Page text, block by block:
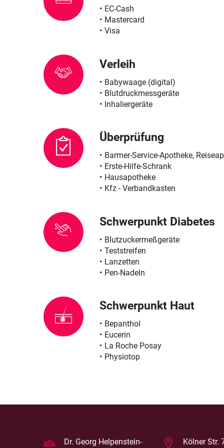
Schwerpunkt Baby und Familie
Schwerpunkt Ernährung
Blutuntersuchungen
Sprachen
Krankenpflege
Rheumatologische Erkrankungen
Blut, Krebs und Infektionen
Psychische Erkrankungen
Neurologie
Frauenkrankheiten
Männerkrankheiten
EC-Cash
Mastercard
Visa
Verleih
Babywaage (digital)
Blutdruckmessgeräte
Inhaliergeräte
Überprüfung
Barmer-Service-Apotheke,
Erste-Hilfe-Schrank
Hausapotheke
Kfz - Verbandkasten
Schwerpunkt Diabetes
Blutzuckermeßgeräte
Teststreifen
Lanzetten
Pen-Nadeln
Schwerpunkt Haut
Bepanthol
Eucerin
La Roche Posay
Physiotop
Dr. Georg Helpenstein- Kölner Str.